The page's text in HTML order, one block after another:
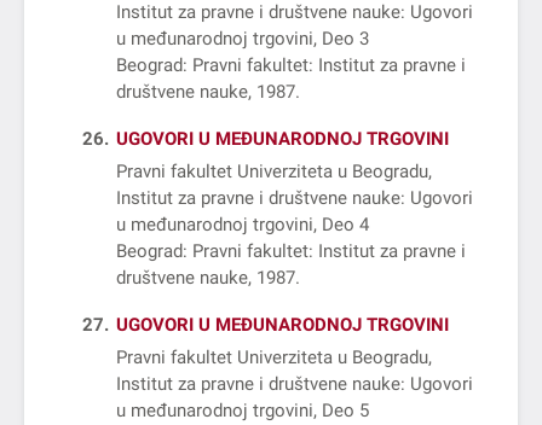
Institut za pravne i društvene nauke: Ugovori
u međunarodnoj trgovini, Deo 3
Beograd: Pravni fakultet: Institut za pravne i
društvene nauke, 1987
26
UGOVORI U MEĐUNARODNOJ TRGOVINI
Pravni fakultet Univerziteta u Beogradu,
Institut za pravne i društvene nauke: Ugovori
u međunarodnoj trgovini, Deo 4
Beograd: Pravni fakultet: Institut za pravne i
društvene nauke, 1987
27
UGOVORI U MEĐUNARODNOJ TRGOVINI
Pravni fakultet Univerziteta u Beogradu,
Institut za pravne i društvene nauke: Ugovori
u međunarodnoj trgovini, Deo 5